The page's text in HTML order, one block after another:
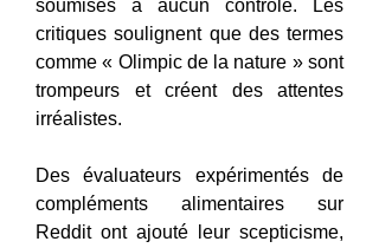
soumises à aucun contrôle. Les
critiques soulignent que des termes
comme « Olimpic de la nature » ​​sont
trompeurs et créent des attentes
irréalistes.
Des évaluateurs expérimentés de
compléments alimentaires sur
Reddit ont ajouté leur scepticisme,